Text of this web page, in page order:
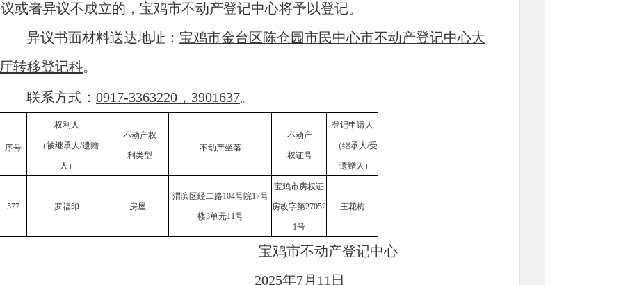
议或者异议不成立的， 宝鸡市不动产登记中心将予以登记。
异议书面材料送达地址： 宝鸡市金台区陈仓园市民中心市不动产登记中心大
厅转移登记科。
联系方式： 0917-3363220，3901637。
序号
权利人
（被继承人/遗赠
人）
不动产权
利类型
不动产坐落
不动产
权证号
登记申请人
（继承人/受
遗赠人）
577 罗福印 房屋
渭滨区经二路104号院17号
楼3单元11号
宝鸡市房权证
房改字第27052
1号
王花梅
宝鸡市不动产登记中心
2025年7月 11 日